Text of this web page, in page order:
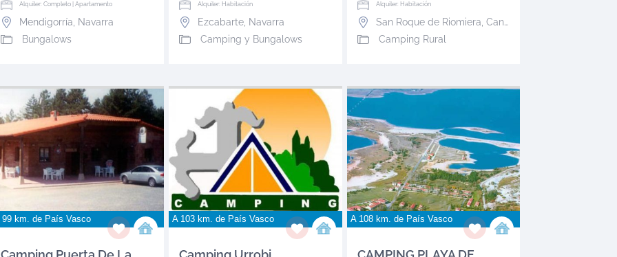
Alquiler: Completo | Apartamento
Mendigorría Navarra
Bungalows
Alquiler: Habitación
Ezcabarte, Navarra
Camping y Bungalows
Alquiler: Habitación
San Roque de Riomiera Cantabria
Camping Rural
99 km. de País Vasco A 103 km. de País Vasco A 108 km. de País Vasco